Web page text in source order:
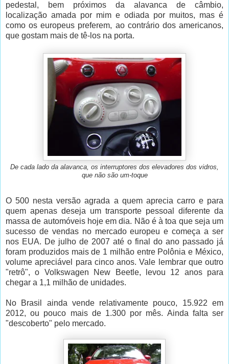
pedestal, bem próximos da alavanca de câmbio,
localização amada por mim e odiada por muitos, mas é
como os europeus preferem, ao contrário dos americanos,
que gostam mais de tê-los na porta.
De cada lado da alavanca, os interruptores dos elevadores dos vidros,
que não são um-toque
O 500 nesta versão agrada a quem aprecia carro e para
quem apenas deseja um transporte pessoal diferente da
massa de automóveis hoje em dia. Não é à toa que seja um
sucesso de vendas no mercado europeu e começa a ser
nos EUA. De julho de 2007 até o final do ano passado já
foram produzidos mais de 1 milhão entre Polônia e México,
volume apreciável para cinco anos. Vale lembrar que outro
"retrô", o Volkswagen New Beetle, levou 12 anos para
chegar a 1,1 milhão de unidades.
No Brasil ainda vende relativamente pouco, 15.922 em
2012, ou pouco mais de 1.300 por mês. Ainda falta ser
"descoberto" pelo mercado.